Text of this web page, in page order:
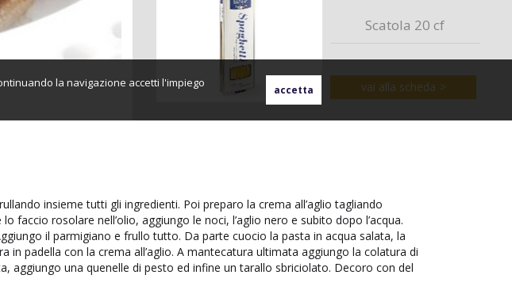
la navigazione accetti l'impiego
Scatola 20 cf
vai alla scheda
insieme tutti gli ingredienti. Poi preparo la crema all’aglio tagliando
faccio rosolare nell’olio, aggiungo le noci, l’aglio nero e subito dopo l’acqua.
il parmigiano e frullo tutto. Da parte cuocio la pasta in acqua salata, la
in padella con la crema all’aglio. A mantecatura ultimata aggiungo la colatura di
aggiungo una quenelle di pesto ed infine un tarallo sbriciolato. Decoro con del